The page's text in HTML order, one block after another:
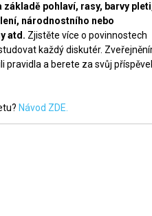
pohlaví, rasy, barvy
národnostního nebo
atd. Zjistěte více o povinnostech
každý diskutér.
pravidla a berete za svůj
Návod ZDE.